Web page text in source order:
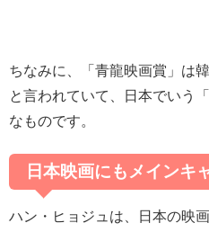
ちなみに、「青龍映画賞」は
と言われていて、日本でいう
なものです。
日本映画にもメインキ
ハン・ヒョジュは、日本の映